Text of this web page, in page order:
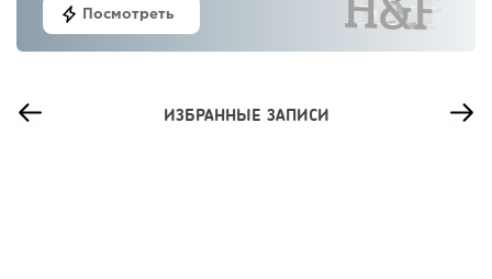
Посмотреть
ИЗБРАННЫЕ ЗАПИСИ